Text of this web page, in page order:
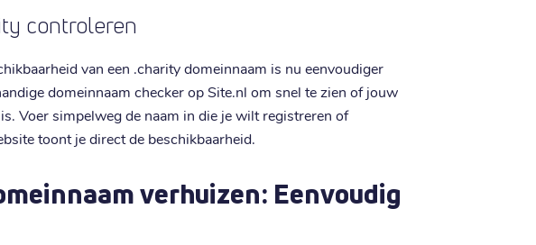
controleren
van een .charity domeinnaam is nu eenvoudiger
domeinnaam checker op Site.nl om snel te zien of jouw
Voer simpelweg de naam in die je wilt registreren of
toont je direct de beschikbaarheid.
verhuizen: Eenvoudig